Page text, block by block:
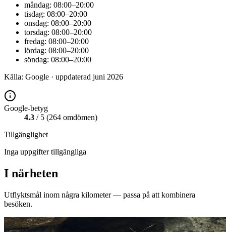
måndag: 08:00–20:00
tisdag: 08:00–20:00
onsdag: 08:00–20:00
torsdag: 08:00–20:00
fredag: 08:00–20:00
lördag: 08:00–20:00
söndag: 08:00–20:00
Källa: Google · uppdaterad juni 2026
Google-betyg
4.3 / 5 (264 omdömen)
Tillgänglighet
Inga uppgifter tillgängliga
I närheten
Utflyktsmål inom några kilometer — passa på att kombinera
besöken.